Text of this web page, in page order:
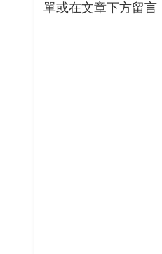
單或在文章下方留言